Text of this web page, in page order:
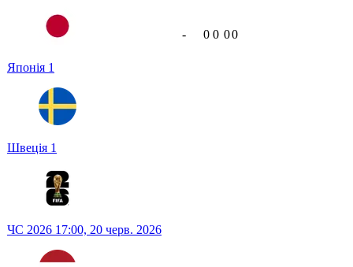
Японія 1
Швеція 1
- 0 0 00
ЧС 2026 17:00, 20 черв. 2026